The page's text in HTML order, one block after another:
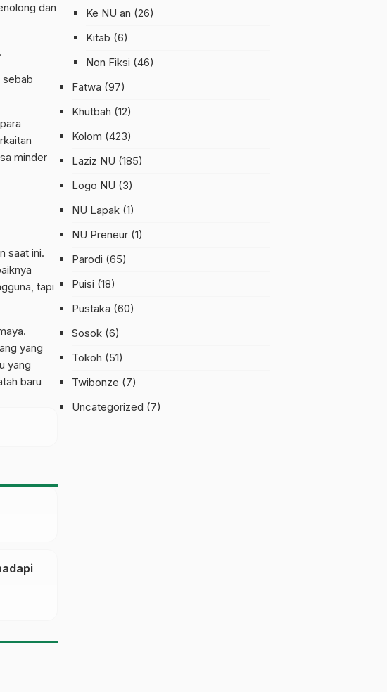
dan
sebab
minder
saat ini.
tapi
yang
yang
baru
Ke NU an (26)
Kitab (6)
Non Fiksi (46)
Fatwa (97)
Khutbah (12)
Kolom (423)
Laziz NU (185)
Logo NU (3)
NU Lapak (1)
NU Preneur (1)
Parodi (65)
Puisi (18)
Pustaka (60)
Sosok (6)
Tokoh (51)
Twibonze (7)
Uncategorized (7)